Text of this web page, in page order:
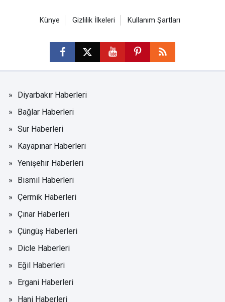
Künye Gizlilik İlkeleri Kullanım Şartları
Diyarbakır Haberleri
Bağlar Haberleri
Sur Haberleri
Kayapınar Haberleri
Yenişehir Haberleri
Bismil Haberleri
Çermik Haberleri
Çınar Haberleri
Çüngüş Haberleri
Dicle Haberleri
Eğil Haberleri
Ergani Haberleri
Hani Haberleri